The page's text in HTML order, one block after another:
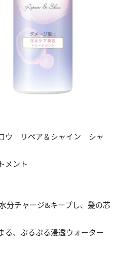
ウ リペア＆シャイン シャ
メント
分チャージ&キープし、髪の芯
る、ぷるぷる浸透ウォーター